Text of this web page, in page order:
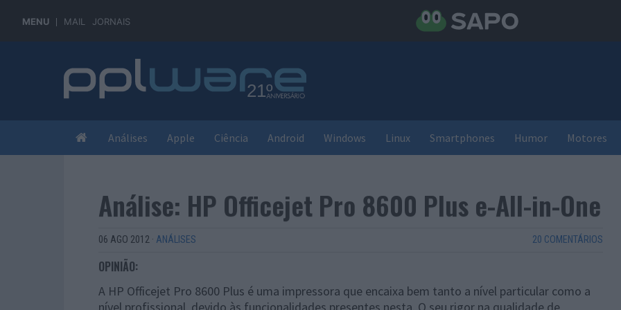
MENU MAIL JORNAIS
Análises Apple Ciência Android Windows Linux Smartphones Humor Motores
Análise: HP Officejet Pro 8600 Plus e-All-in-One
06 AGO 2012 · ANÁLISES 20 COMENTÁRIOS
OPINIÃO:
A HP Officejet Pro 8600 Plus é uma impressora que encaixa bem tanto a nível particular como a